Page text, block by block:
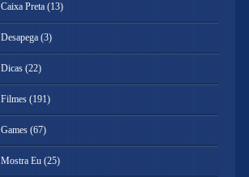
Caixa Preta (13)
Desapega (3)
Dicas (22)
Filmes (191)
Games (67)
Mostra Eu (25)